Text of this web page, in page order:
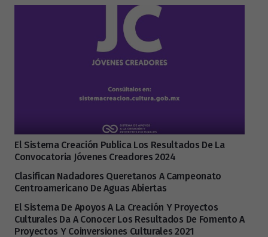
El Sistema Creación Publica Los Resultados De La
Convocatoria Jóvenes Creadores 2024
Clasifican Nadadores Queretanos A Campeonato
Centroamericano De Aguas Abiertas
El Sistema De Apoyos A La Creación Y Proyectos
Culturales Da A Conocer Los Resultados De Fomento A
Proyectos Y Coinversiones Culturales 2021